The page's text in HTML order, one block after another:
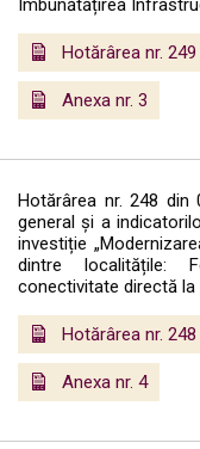
Îmbunătățirea
Hotărârea nr. 249
Anexa nr. 3
Hotărârea nr. 248 din
general și a
investiție
dintre localitățile:
conectivitate directă la
Hotărârea nr. 248
Anexa nr. 4